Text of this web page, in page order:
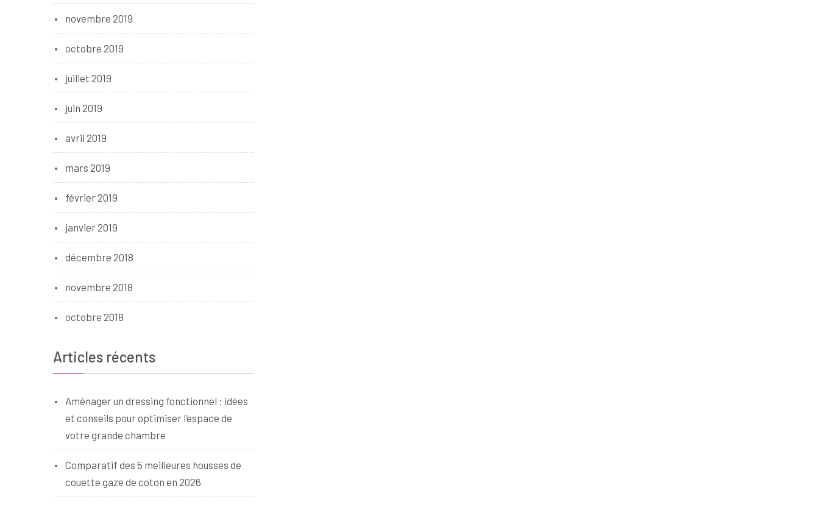
novembre 2019
octobre 2019
juillet 2019
juin 2019
avril 2019
mars 2019
février 2019
janvier 2019
décembre 2018
novembre 2018
octobre 2018
Articles récents
Aménager un dressing fonctionnel : idées
et conseils pour optimiser l’espace de
votre grande chambre
Comparatif des 5 meilleures housses de
couette gaze de coton en 2026